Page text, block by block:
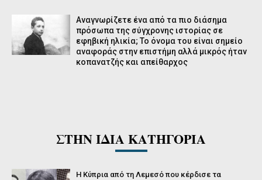
Αναγνωρίζετε ένα από τα πιο διάσημα
πρόσωπα της σύγχρονης ιστορίας σε
εφηβική ηλικία; Το όνομα του είναι σημείο
αναφοράς στην επιστήμη αλλά μικρός ήταν
κοπανατζής και απείθαρχος
ΣΤΗΝ ΙΔΙΑ ΚΑΤΗΓΟΡΙΑ
Η Κύπρια από τη Λεμεσό που κέρδισε τα